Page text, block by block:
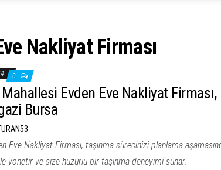
Nakliyat Firması
0
Evden Eve Nakliyat Firması,
Bursa
Eve Nakliyat Firması, taşınma sürecinizi planlama
yönetir ve size huzurlu bir taşınma deneyimi sunar.